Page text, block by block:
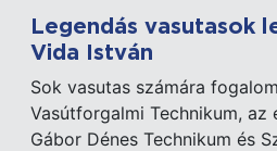
Legendás vasutasok
Vida István
Sok vasutas számára
Vasútforgalmi Technikum, az
Gábor Dénes Technikum és